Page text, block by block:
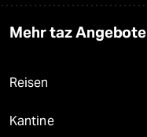
Mehr taz Angebote
Reisen
Kantine